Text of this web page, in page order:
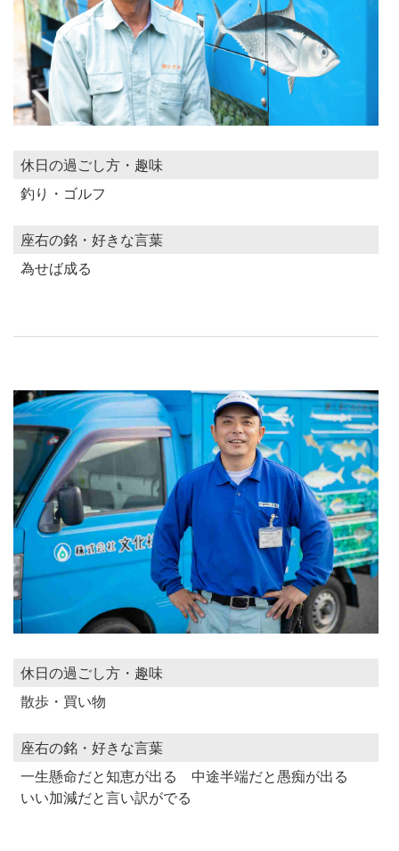
休日の過ごし方・趣味
釣り・ゴルフ
座右の銘・好きな言葉
為せば成る
休日の過ごし方・趣味
散歩・買い物
座右の銘・好きな言葉
一生懸命だと知恵が出る 中途半端だと愚痴が出る
いい加減だと言い訳がでる